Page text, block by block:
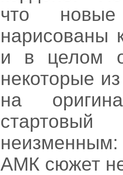
что
нарисованы
и в целом
некоторые
на
неизменным:
АМК сюжет